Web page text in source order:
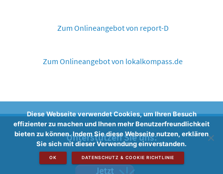
Zum Onlineangebot von report-D
Zum Onlineangebot von lokalkompass.de
Unterstützen Sie uns:
Diese Webseite verwendet Cookies, um Ihren Besuch
effizienter zu machen und Ihnen mehr Benutzerfreundlichkeit
bieten zu können. Indem Sie diese Webseite nutzen, erklären
Sie sich mit dieser Verwendung einverstanden.
OK DATENSCHUTZ & COOKIE RICHTLINIE